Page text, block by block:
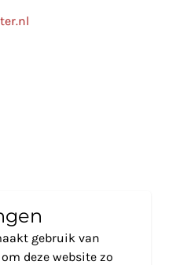
gebruik van
deze website zo